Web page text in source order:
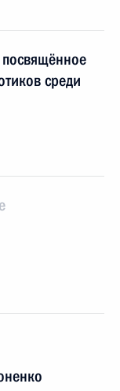
посвящённое
среди